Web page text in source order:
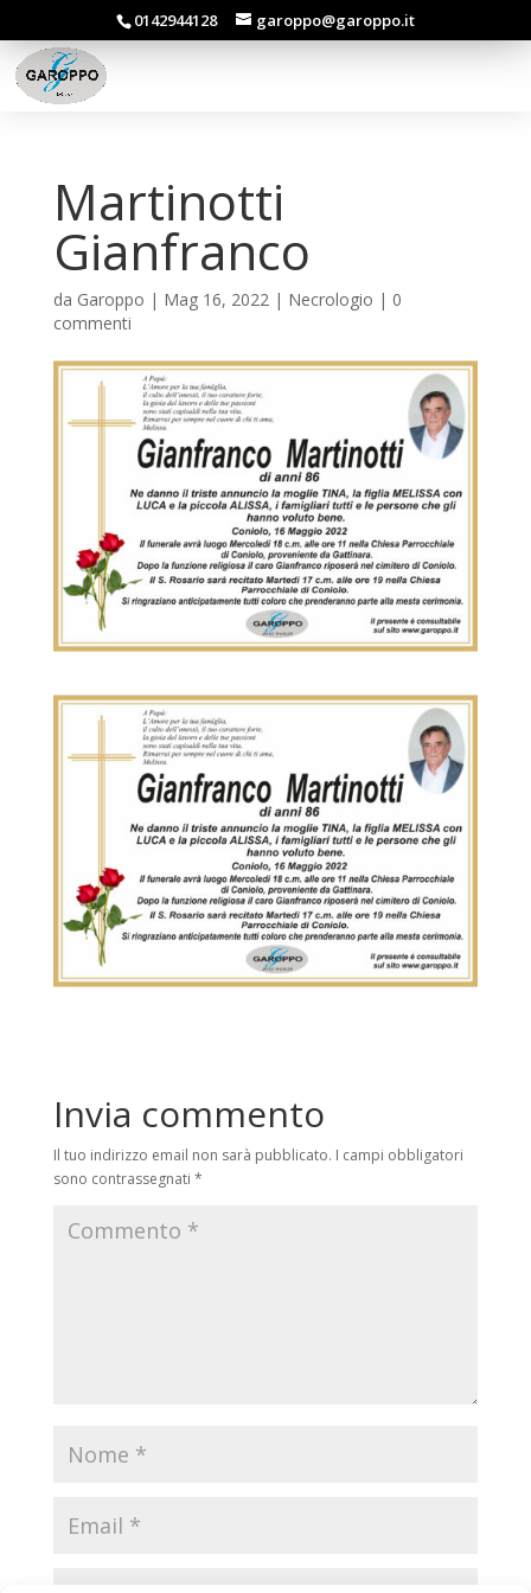
0142944128 garoppo@garoppo.it
Martinotti
Gianfranco
da Garoppo | Mag 16, 2022| Necrologio | 0
commenti
Invia commento
Il tuo indirizzo email non sarà pubblicato. I campi obbligatori
sono contrassegnati *